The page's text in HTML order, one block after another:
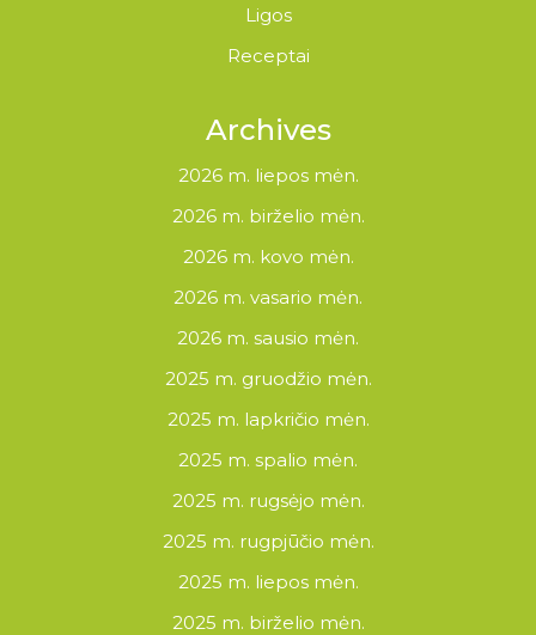
Ligos
Receptai
Archives
2026 m. liepos mėn.
2026 m. birželio mėn.
2026 m. kovo mėn.
2026 m. vasario mėn.
2026 m. sausio mėn.
2025 m. gruodžio mėn.
2025 m. lapkričio mėn.
2025 m. spalio mėn.
2025 m. rugsėjo mėn.
2025 m. rugpjūčio mėn.
2025 m. liepos mėn.
2025 m. birželio mėn.